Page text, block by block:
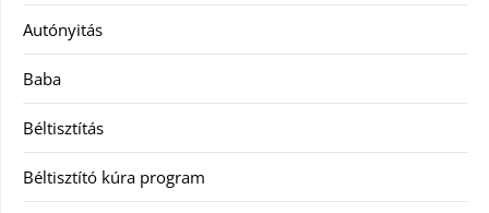
Autónyitás
Baba
Béltisztítás
Béltisztító kúra program